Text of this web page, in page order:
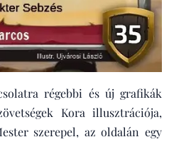
régebbi és új grafikák
Kora illusztrációja,
szerepel, az oldalán egy